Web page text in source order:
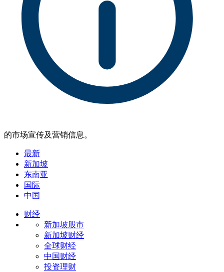
的市场宣传及营销信息。
最新
新加坡
东南亚
国际
中国
财经
新加坡股市
新加坡财经
全球财经
中国财经
投资理财